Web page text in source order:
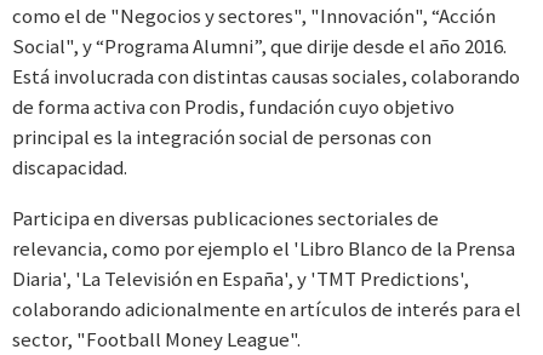
como el de "Negocios y sectores", "Innovación", “Acción
Social", y “Programa Alumni”, que dirije desde el año 2016.
Está involucrada con distintas causas sociales, colaborando
de forma activa con Prodis, fundación cuyo objetivo
principal es la integración social de personas con
discapacidad.
Participa en diversas publicaciones sectoriales de
relevancia, como por ejemplo el 'Libro Blanco de la Prensa
Diaria', 'La Televisión en España', y 'TMT Predictions',
colaborando adicionalmente en artículos de interés para el
sector, "Football Money League".